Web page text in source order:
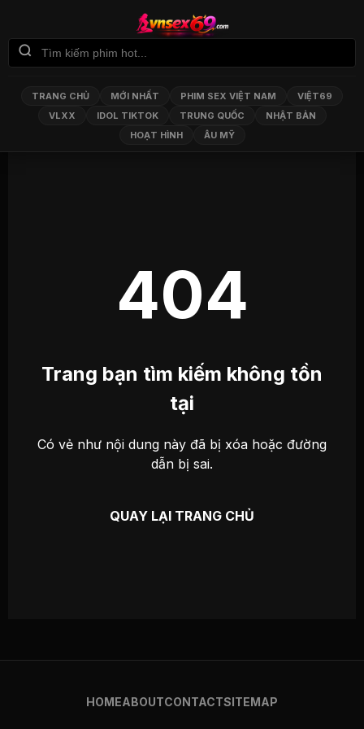
TRANG CHỦ MỚI NHẤT PHIM SEX VIỆT NAM
VIỆT69
VLXX
IDOL TIKTOK TRUNG QUỐC
NHẬT BẢN
HOẠT HÌNH
ÂU MỸ
404
Trang bạn tìm kiếm không tồn
tại
Có vẻ như nội dung này đã bị xóa hoặc đường
dẫn bị sai.
QUAY LẠI TRANG CHỦ
HOMEABOUTCONTACTSITEMAP